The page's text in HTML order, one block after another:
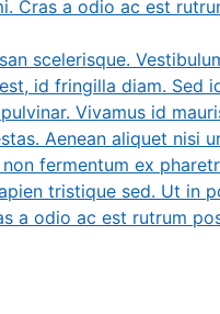
Cras a odio ac est
scelerisque.
id fringilla diam.
Vivamus id
Aenean aliquet nisi
fermentum ex
tristique sed. Ut in
a odio ac est rutrum